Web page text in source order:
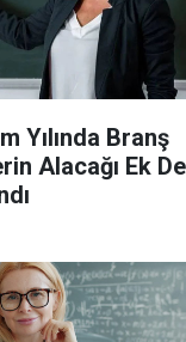
Yılında Branş
Alacağı Ek